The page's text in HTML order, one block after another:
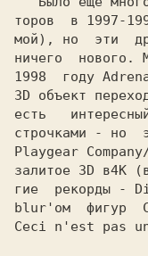
торов  в
мой), но  эти
ничего  нового.
1998  году
3D объект
есть
строчками - но
Playgear
залитое 3D в
гие  рекорды -
blur'ом  фигур
Ceci n'est pas